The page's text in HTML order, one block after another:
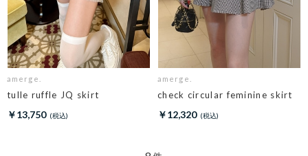
amerge.
tulle ruffle JQ skirt
￥13,750
amerge.
check circular feminine skirt
￥12,320